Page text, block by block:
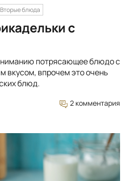
Вторые блюда
с
потрясающее блюдо с
вкусом, впрочем это очень
блюд.
2 комментария